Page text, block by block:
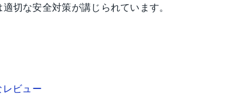
切な安全対策が講じられています。
ビュー